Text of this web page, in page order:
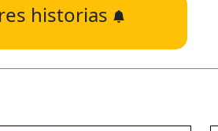
historias